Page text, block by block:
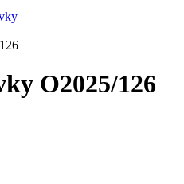
O2025/126